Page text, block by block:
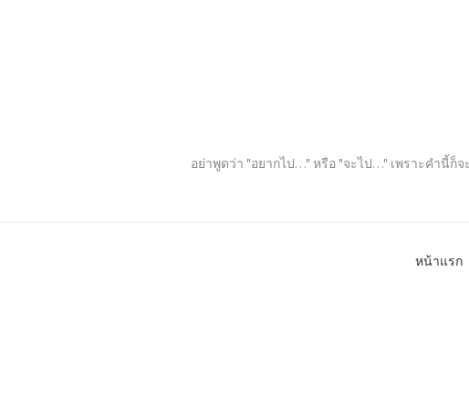
อย่าพูดว่า "อยากไป…" หรือ "จะไป…" เพราะคำนี้ก็
หน้าแรก